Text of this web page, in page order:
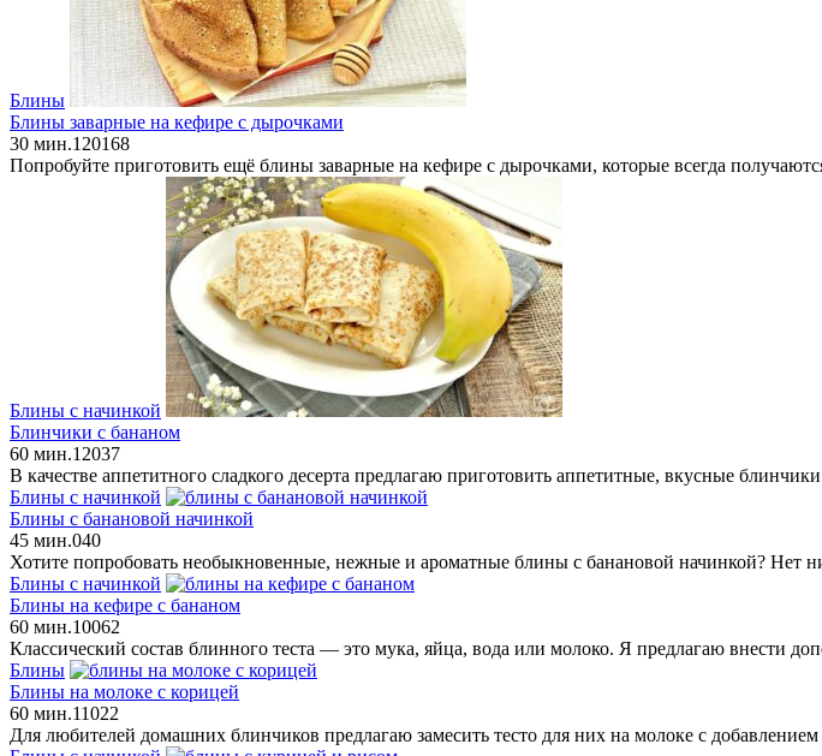
Блины
Блины заварные на кефире с дырочками
30 мин.120168
Попробуйте приготовить ещё блины заварные на кефире с дырочками, которые всегда
Блины с начинкой
Блинчики с бананом
60 мин.12037
В качестве аппетитного сладкого десерта предлагаю приготовить аппетитные, вкусные
Блины с начинкой
Блины с банановой начинкой
45 мин.040
Хотите попробовать необыкновенные, нежные и ароматные блины с банановой начинкой? Нет
Блины с начинкой
Блины на кефире с бананом
60 мин.10062
Классический состав блинного теста — это мука, яйца, вода или молоко. Я предлагаю внести
Блины
Блины на молоке с корицей
60 мин.11022
Для любителей домашних блинчиков предлагаю замесить тесто для них на молоке с